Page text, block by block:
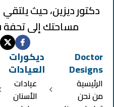
دكتور ديزين، حيث يلتقي
مساحتك إلى
Doctor
Designs
الرئيسية
من نحن
ديكورات
العيادات
عيادات
الأسنان